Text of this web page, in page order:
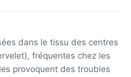
dans le tissu des centres
fréquentes chez les
provoquent des troubles